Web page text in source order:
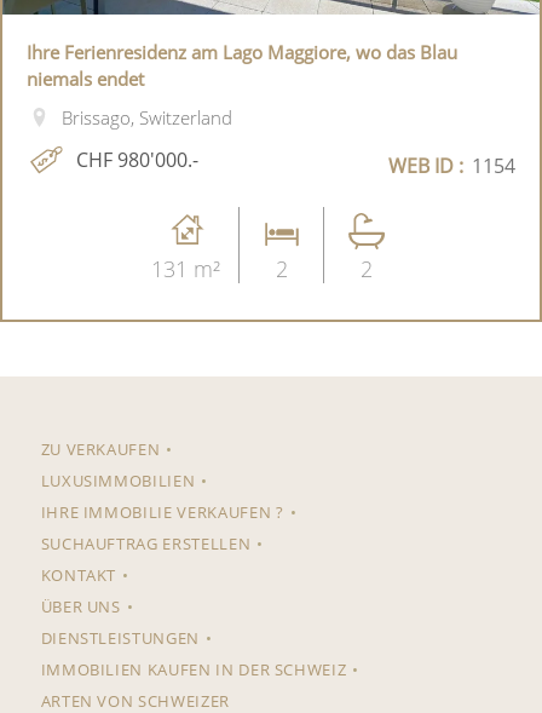
Ihre Ferienresidenz am Lago Maggiore, wo das Blau
niemals endet
Brissago, Switzerland
CHF 980'000.- WEB ID : 1154
131 m² 2 2
ZU VERKAUFEN
LUXUSIMMOBILIEN
IHRE IMMOBILIE VERKAUFEN ?
SUCHAUFTRAG ERSTELLEN
KONTAKT
ÜBER UNS
DIENSTLEISTUNGEN
IMMOBILIEN KAUFEN IN DER SCHWEIZ
ARTEN VON SCHWEIZER